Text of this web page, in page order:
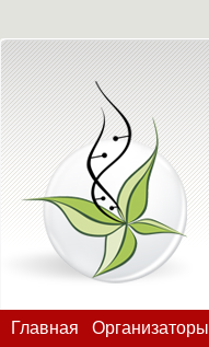
Главная Организаторы